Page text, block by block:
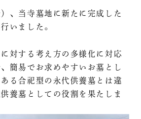
、当寺墓地に新たに完成した
いました。
対する考え方の多様化に対応
簡易でお求めやすいお墓とし
る合祀型の永代供養墓とは違
養墓としての役割を果たしま